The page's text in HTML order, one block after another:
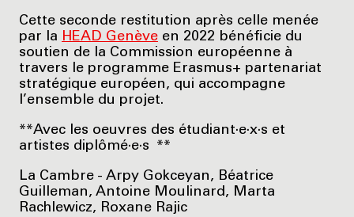
Cette seconde restitution après celle menée
par la HEAD Genève en 2022 bénéficie du
soutien de la Commission européenne à
travers le programme Erasmus+ partenariat
stratégique européen, qui accompagne
l’ensemble du projet.
**Avec les oeuvres des étudiant·e·x·s et
artistes diplômé·e·s **
La Cambre - Arpy Gokceyan, Béatrice
Guilleman, Antoine Moulinard, Marta
Rachlewicz, Roxane Rajic